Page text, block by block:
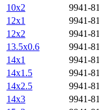
10х2
9941-81
12х1
9941-81
12х2
9941-81
13.5х0.6
9941-81
14х1
9941-81
14х1.5
9941-81
14х2.5
9941-81
14х3
9941-81